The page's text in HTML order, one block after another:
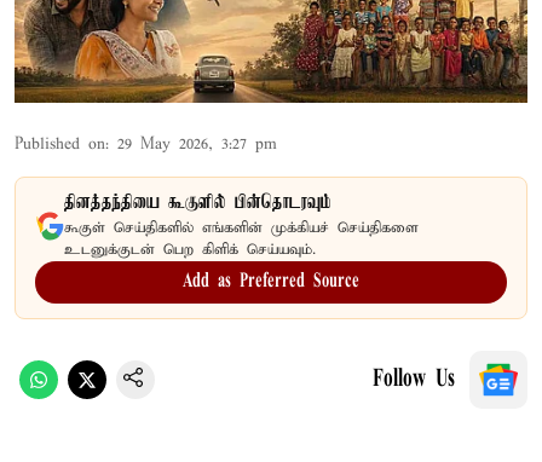
Published on: 29 May 2026, 3:27 pm
தினத்தந்தியை கூகுளில் பின்தொடரவும்
கூகுள் செய்திகளில் எங்களின் முக்கியச் செய்திகளை
உடனுக்குடன் பெற கிளிக் செய்யவும்.
Add as Preferred Source
Follow Us